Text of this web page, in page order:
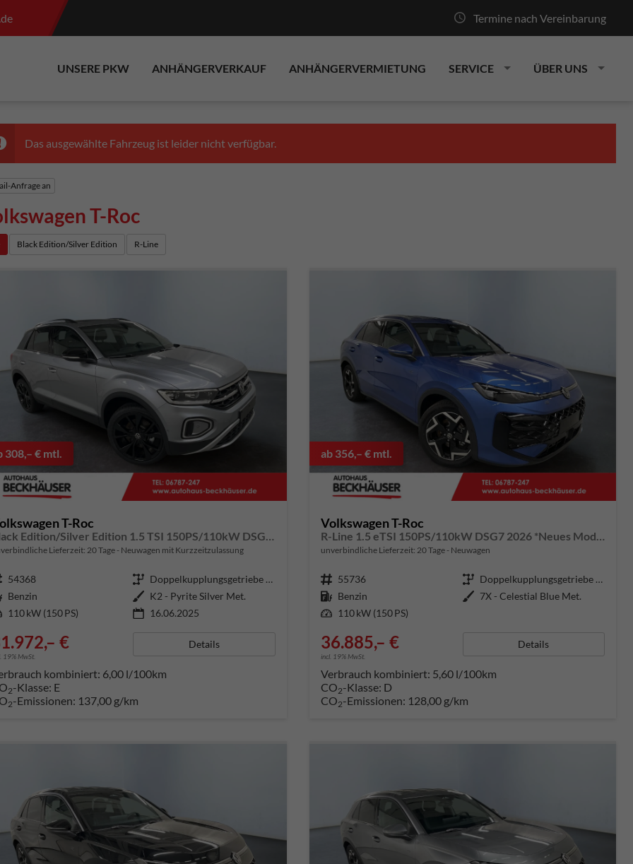
Termine nach Vereinbarung
UNSERE PKW ANHÄNGERVERKAUF ANHÄNGERVERMIETUNG SERVICE ÜBER UNS
Das ausgewählte Fahrzeug ist leider nicht verfügbar.
Anfrage an
T-Roc
Black Edition/Silver Edition R-Line
308,– € mtl.
T-Roc
Lieferzeit: 20 Tage Neuwagen mit Kurzzeitzulassung
54368 Getriebe
Doppelkupplungsgetriebe (DSG)
Benzin Außenfarbe K2 - Pyrite Silver Met.
110 kW (150 PS) 16.06.2025
€
19% MwSt.
Details
kombiniert: 6,00 l/100km
2-Klasse: E
2-Emissionen: 137,00 g/km
ab 356,– € mtl.
Volkswagen T-Roc
unverbindliche Lieferzeit: 20 Tage Neuwagen
Fahrzeugnummer 55736 Getriebe
Doppelkupplungsgetriebe (DSG)
Kraftstoff Benzin Außenfarbe 7X - Celestial Blue Met.
Leistung 110 kW (150 PS)
36.885,– €
incl. 19% MwSt.
Details
Verbrauch kombiniert: 5,60 l/100km
CO2-Klasse: D
CO2-Emissionen: 128,00 g/km